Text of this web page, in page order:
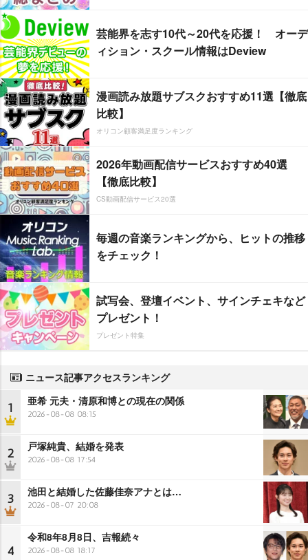
芸能界を志す10代～20代を応援！ オーデ
ィション・スクール情報はDeview
漫画読み放題サブスクおすすめ11選【徹底
比較】
オリコン顧客満足度ランキング
2026年動画配信サービスおすすめ40選
【徹底比較】
CS動画配信サービス20選
毎週の音楽ランキングから、ヒットの推移
をチェック！
試写会、登壇イベント、サインチェキなど
プレゼント！
プレゼント特集
ニュース記事アクセスランキング
1 亜希 元夫・清原和博との現在の関係
2026-08-08 08:15
2 戸塚純貴、結婚を発表
2026-08-08 17:54
3 池田と結婚した佐藤佳奈アナとは…
2026-08-07 20:08
4
令和8年8月8日、吉報続々
2026-08-08 18:17